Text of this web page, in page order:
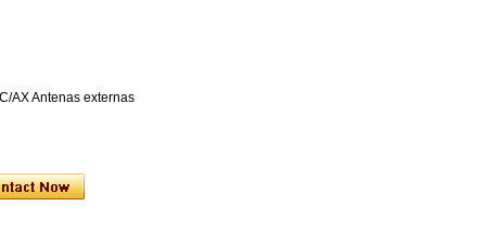
AX Antenas externas